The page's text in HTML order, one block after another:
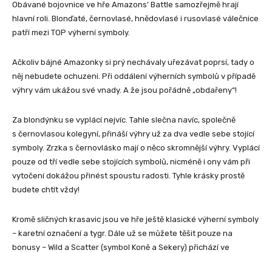
Obávané bojovnice ve hře Amazons’ Battle samozřejmě hrají
hlavní roli. Blonďaté, černovlasé, hnědovlasé i rusovlasé válečnice
patří mezi TOP výherní symboly.
Ačkoliv bájné Amazonky si prý nechávaly uřezávat poprsí, tady o
něj nebudete ochuzeni. Při oddálení výherních symbolů v případě
výhry vám ukážou své vnady. A že jsou pořádně „obdařeny“!
Za blondýnku se vyplácí nejvíc. Tahle slečna navíc, společně
s černovlasou kolegyní, přináší výhry už za dva vedle sebe stojící
symboly. Zrzka s černovlásko mají o něco skromnější výhry. Vyplácí
pouze od tří vedle sebe stojících symbolů, nicméně i ony vám při
vytočení dokážou přinést spoustu radosti. Tyhle krásky prostě
budete chtít vždy!
Kromě sličných krasavic jsou ve hře ještě klasické výherní symboly
– karetní označení a tygr. Dále už se můžete těšit pouze na
bonusy – Wild a Scatter (symbol Koně a Sekery) přichází ve